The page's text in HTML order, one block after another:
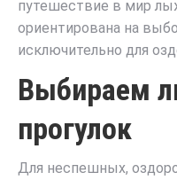
путешествие в мир
ориентирована на
исключительно для
Выбираем
прогулок
Для неспешных,